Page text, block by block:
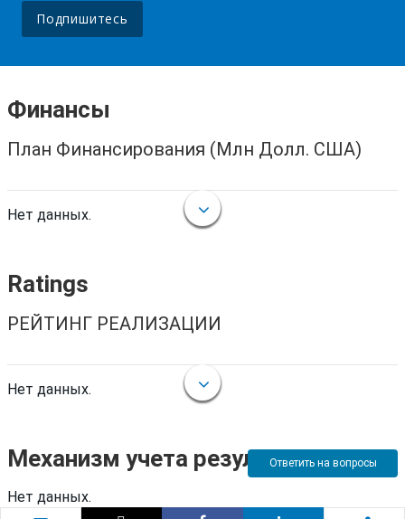
Подпишитесь
Финансы
План Финансирования (Млн Долл. США)
Нет данных.
Ratings
РЕЙТИНГ РЕАЛИЗАЦИИ
Нет данных.
Механизм учета результатов
Нет данных.
Ответить на вопросы